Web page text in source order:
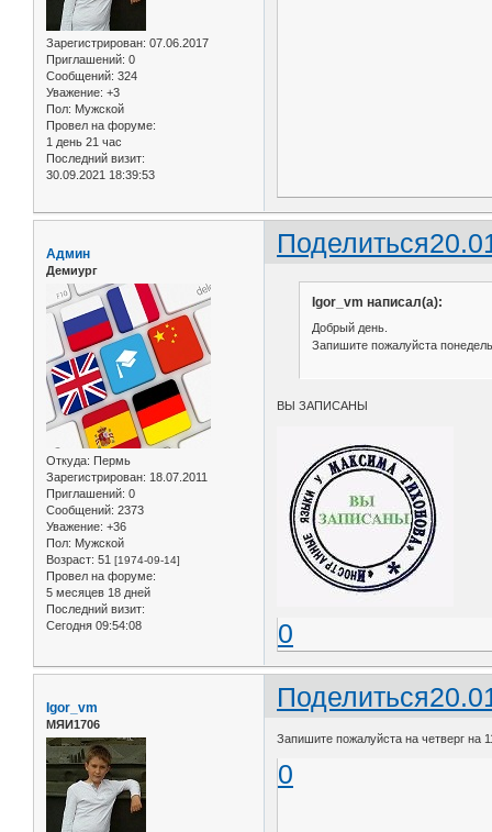
Зарегистрирован: 07.06.2017
Приглашений: 0
Сообщений: 324
Уважение: +3
Пол: Мужской
Провел на форуме:
1 день 21 час
Последний визит:
30.09.2021 18:39:53
Поделиться
Админ
Демиург
Откуда: Пермь
Зарегистрирован: 18.07.2011
Приглашений: 0
Сообщений: 2373
Уважение: +36
Пол: Мужской
Возраст: 51 [1974-09-14]
Провел на форуме:
5 месяцев 18 дней
Последний визит:
Сегодня 09:54:08
Igor_vm написал(а):
Добрый день.
Запишите пожалуйста
ВЫ ЗАПИСАНЫ
0
Поделиться
Igor_vm
МЯИ1706
Запишите пожалуйста на четверг на
0